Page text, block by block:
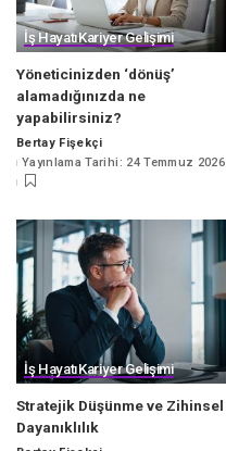
İş HayatıKariyer Gelişimi
Yöneticinizden ‘dönüş’
alamadığınızda ne
yapabilirsiniz?
Posted
by
Bertay Fişekçi
Yayınlama Tarihi: 24 Temmuz 2026
İş HayatıKariyer Gelişimi
Stratejik Düşünme ve Zihinsel
Dayanıklılık